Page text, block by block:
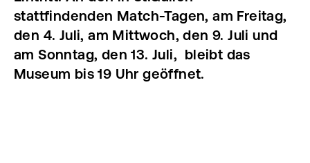
stattfindenden Match-Tagen, am Freitag,
den 4. Juli, am Mittwoch, den 9. Juli und
am Sonntag, den 13. Juli, bleibt das
Museum bis 19 Uhr geöffnet.